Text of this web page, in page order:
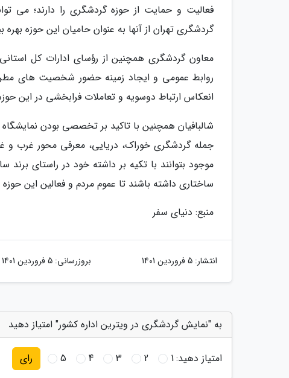
فعالیت و حمایت از حوزه گردشگری را دارند؛ می
گردشگری تهران از آنها به عنوان حامیان این حوزه بهره
معاون گردشگری همچنین از رؤسای ادارات کل
روابط عمومی و ایجاد زمینه حضور شخصیت های
انعکاس ارتباط دوسویه و تعاملات فرابخشی در این
شالبافیان همچنین با تاکید بر تخصصی بودن
جمله گردشگری خوراک، دریایی، معرفی محور غرب و
موجود بتوانند با تکیه بر داشته خود در راستای
ساختاری داشته باشند تا عموم مردم و فعالین این
منبع: دنیای سفر
انتشار: 5 فروردین 1401 بروزرسانی: 5 فروردین 1401
به "نمایش گردشگری در ویترین اداره کشور" امتیاز دهید
امتیاز دهید:1
2
3
4
5 رای